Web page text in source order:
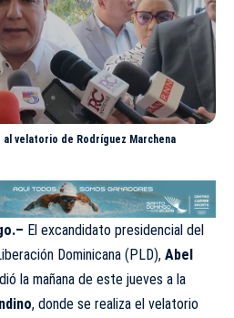
velatorio de Rodríguez Marchena
El excandidato presidencial del
Dominicana (PLD), Abel
la mañana de este jueves a la
, donde se realiza el velatorio